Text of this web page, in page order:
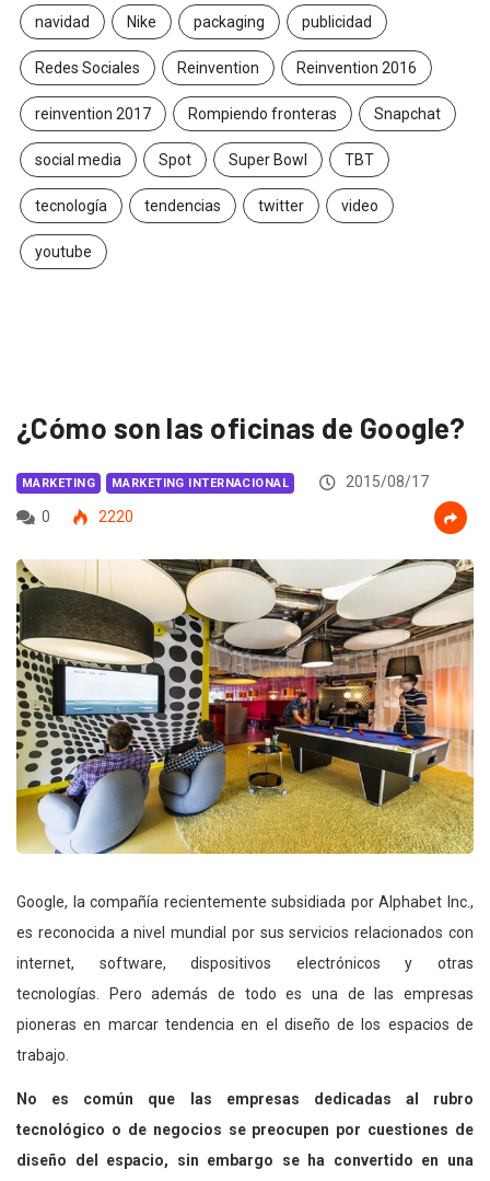
navidad Nike packaging publicidad
Redes Sociales Reinvention Reinvention 2016
reinvention 2017 Rompiendo fronteras Snapchat
social media Spot Super Bowl TBT
tecnología tendencias twitter video
youtube
¿Cómo son las oficinas de Google?
MARKETING MARKETING INTERNACIONAL
2015/08/17
0
2220
Google, la compañía recientemente subsidiada por Alphabet Inc.,
es reconocida a nivel mundial por sus servicios relacionados con
internet, software, dispositivos electrónicos y otras
tecnologías. Pero además de todo es una de las empresas
pioneras en marcar tendencia en el diseño de los espacios de
trabajo.
No es común que las empresas dedicadas al rubro
tecnológico o de negocios se preocupen por cuestiones de
diseño del espacio, sin embargo se ha convertido en una